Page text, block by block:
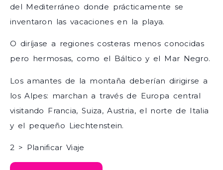
del Mediterráneo donde prácticamente se
inventaron las vacaciones en la playa.
O diríjase a regiones costeras menos conocidas
pero hermosas, como el Báltico y el Mar Negro.
Los amantes de la montaña deberían dirigirse a
los Alpes: marchan a través de Europa central
visitando Francia, Suiza, Austria, el norte de Italia
y el pequeño Liechtenstein.
2 > Planificar Viaje